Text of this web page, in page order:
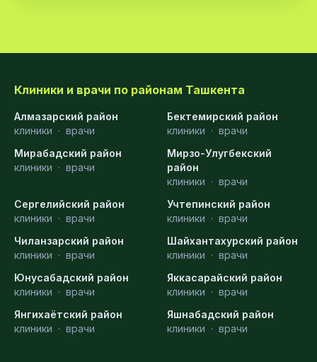
Клиники и врачи по районам Ташкента
Алмазарский район
клиники · врачи
Бектемирский район
клиники · врачи
Мирабадский район
клиники · врачи
Мирзо-Улугбекский
район
клиники · врачи
Сергелийский район
клиники · врачи
Учтепинский район
клиники · врачи
Чиланзарский район
клиники · врачи
Шайхантахурский район
клиники · врачи
Юнусабадский район
клиники · врачи
Яккасарайский район
клиники · врачи
Янгихаётский район
клиники · врачи
Яшнабадский район
клиники · врачи